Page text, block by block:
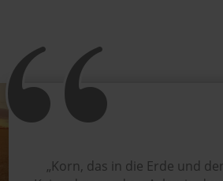
„Korn, das in die Erde und